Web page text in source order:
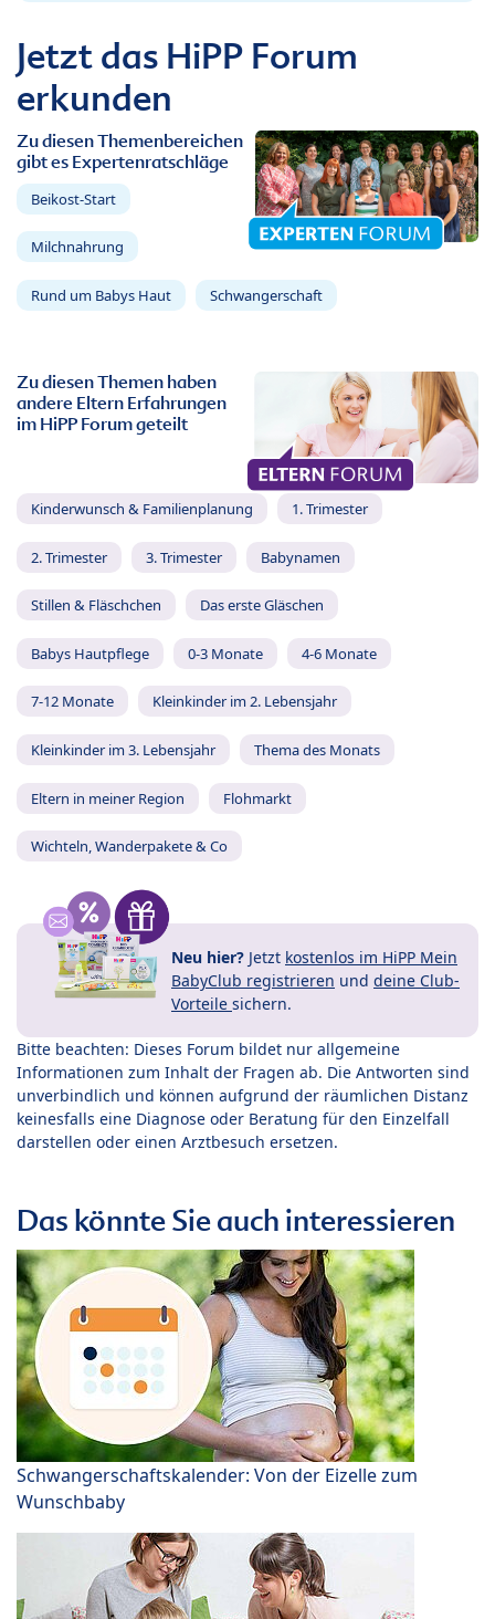
Jetzt das HiPP Forum
erkunden
Zu diesen Themenbereichen
gibt es Expertenratschläge
Beikost-Start
Milchnahrung
Rund um Babys Haut Schwangerschaft
Zu diesen Themen haben
andere Eltern Erfahrungen
im HiPP Forum geteilt
Kinderwunsch & Familienplanung 1. Trimester
2. Trimester 3. Trimester Babynamen
Stillen & Fläschchen Das erste Gläschen
Babys Hautpflege 0-3 Monate 4-6 Monate
7-12 Monate Kleinkinder im 2. Lebensjahr
Kleinkinder im 3. Lebensjahr Thema des Monats
Eltern in meiner Region Flohmarkt
Wichteln, Wanderpakete & Co
Neu hier? Jetzt kostenlos im HiPP Mein
BabyClub registrieren und deine Club-
Vorteile sichern.
Bitte beachten: Dieses Forum bildet nur allgemeine
Informationen zum Inhalt der Fragen ab. Die Antworten sind
unverbindlich und können aufgrund der räumlichen Distanz
keinesfalls eine Diagnose oder Beratung für den Einzelfall
darstellen oder einen Arztbesuch ersetzen.
Das könnte Sie auch interessieren
Schwangerschaftskalender: Von der Eizelle zum
Wunschbaby